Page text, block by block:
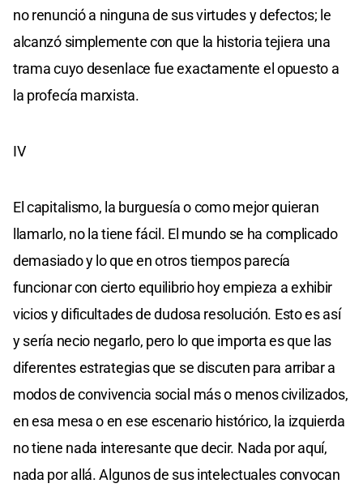
no renunció a ninguna de sus virtudes y defectos; le
alcanzó simplemente con que la historia tejiera una
trama cuyo desenlace fue exactamente el opuesto a
la profecía marxista.
IV
El capitalismo, la burguesía o como mejor quieran
llamarlo, no la tiene fácil. El mundo se ha complicado
demasiado y lo que en otros tiempos parecía
funcionar con cierto equilibrio hoy empieza a exhibir
vicios y dificultades de dudosa resolución. Esto es así
y sería necio negarlo, pero lo que importa es que las
diferentes estrategias que se discuten para arribar a
modos de convivencia social más o menos civilizados,
en esa mesa o en ese escenario histórico, la izquierda
no tiene nada interesante que decir. Nada por aquí,
nada por allá. Algunos de sus intelectuales convocan